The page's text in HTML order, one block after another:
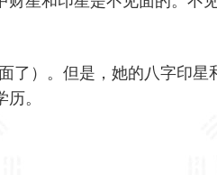
了）。但是，她的八字印星
。